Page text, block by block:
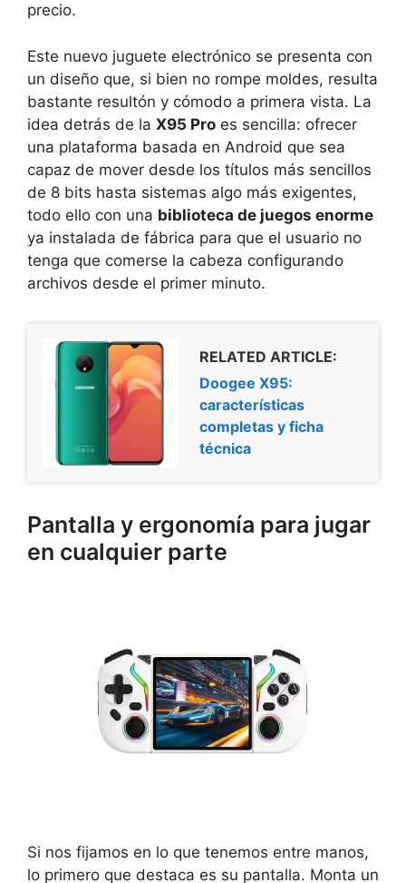
precio.
Este nuevo juguete electrónico se presenta con
un diseño que, si bien no rompe moldes, resulta
bastante resultón y cómodo a primera vista. La
idea detrás de la X95 Pro es sencilla: ofrecer
una plataforma basada en Android que sea
capaz de mover desde los títulos más sencillos
de 8 bits hasta sistemas algo más exigentes,
todo ello con una biblioteca de juegos enorme
ya instalada de fábrica para que el usuario no
tenga que comerse la cabeza configurando
archivos desde el primer minuto.
RELATED ARTICLE:
Doogee X95:
características
completas y ficha
técnica
Pantalla y ergonomía para jugar
en cualquier parte
Si nos fijamos en lo que tenemos entre manos,
lo primero que destaca es su pantalla. Monta un